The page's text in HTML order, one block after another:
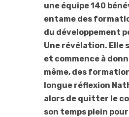
une équipe 140
entame des
du développement
Une révélation. Elle
et commence à
même, des
longue réflexion
alors de quitter le
son temps plein